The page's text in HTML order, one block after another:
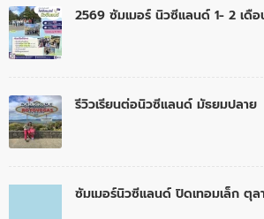
2569 ซัมเมอร์ นิวซีแลนด์ 1- 2 เดื
รีวิวเรียนต่อนิวซีแลนด์ มัธยมปลาย
ซัมเมอร์นิวซีแลนด์ ปิดเทอมเล็ก ตุล